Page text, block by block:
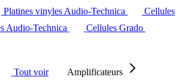
Platines vinyles Audio-Technica
Cellules
Audio-Technica
Cellules Grado
Tout voir
Amplificateurs